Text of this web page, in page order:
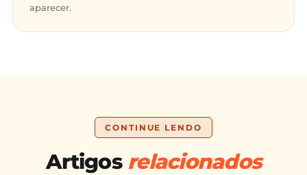
aparecer.
CONTINUE LENDO
Artigos relacionados